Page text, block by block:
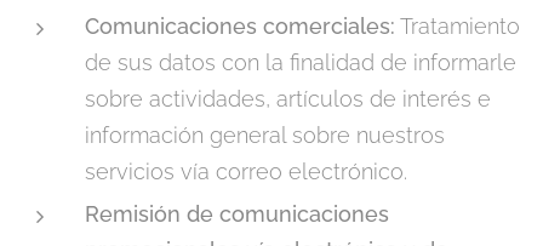
Comunicaciones comerciales​: Tratamiento
de sus datos con la finalidad de informarle
sobre actividades, artículos de interés e
información general sobre nuestros
servicios vía correo electrónico.
Remisión de comunicaciones